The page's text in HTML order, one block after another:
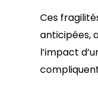
Ces
anticipées,
l’impact